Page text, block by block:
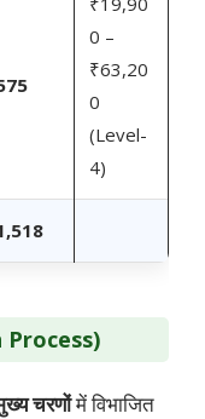
0 –
₹63,20
0
(Level-
4)
Process)
चरणोंमें विभाजित